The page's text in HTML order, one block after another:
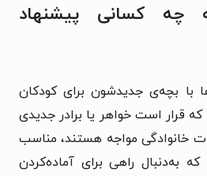
چه کسانی پیشنهاد
با بچه‌ی جدیدشون برای کودکان
قرار است خواهر یا برادر جدیدی
خانوادگی مواجه‌ هستند، مناسب
به‌دنبال راهی برای آماده‌کردن